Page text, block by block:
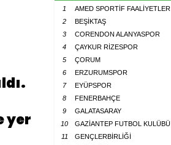
yer
1 AMED SPORTİF FAALİYETLER
2
BEŞİKTAŞ
3
CORENDON ALANYASPOR
4
ÇAYKUR RİZESPOR
5
ÇORUM
6
ERZURUMSPOR
7
EYÜPSPOR
8
FENERBAHÇE
9
GALATASARAY
10
GAZİANTEP FUTBOL KULÜBÜ
11
GENÇLERBİRLİĞİ